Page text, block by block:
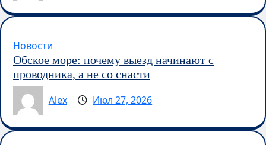
Новости
Обское море: почему выезд начинают с
проводника, а не со снасти
Alex
Июл 27, 2026